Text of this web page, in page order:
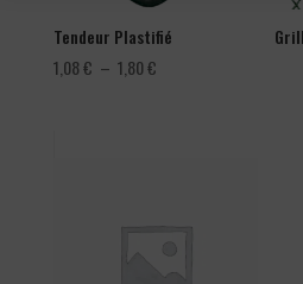
Tendeur Plastifié
1,08€ – 1,80€Plage